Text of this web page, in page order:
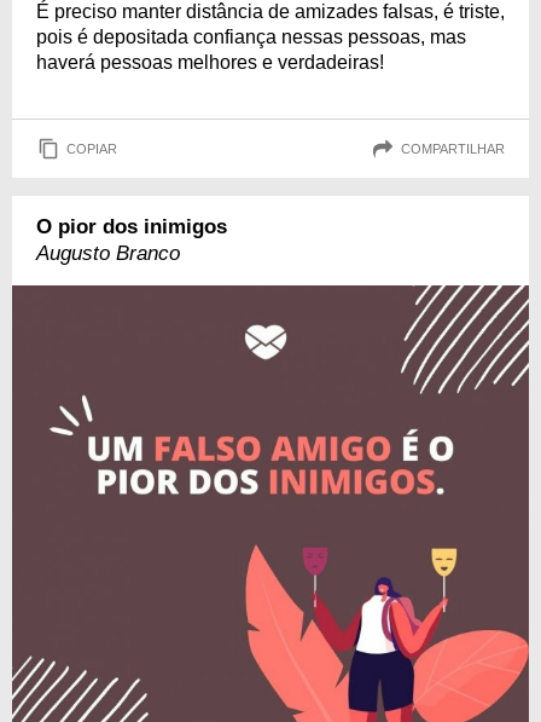
É preciso manter distância de amizades falsas, é triste,
pois é depositada confiança nessas pessoas, mas
haverá pessoas melhores e verdadeiras!
COPIAR COMPARTILHAR
O pior dos inimigos
Augusto Branco